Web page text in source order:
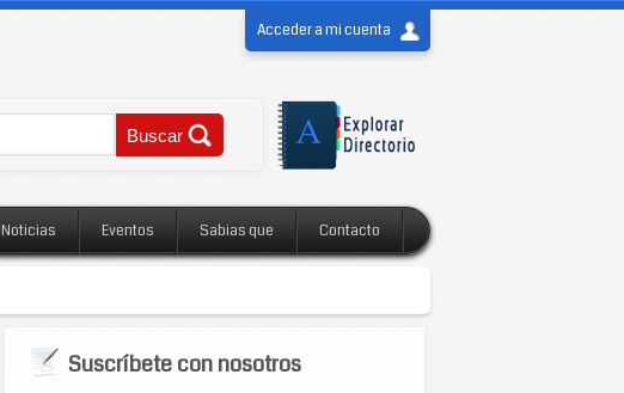
Acceder a mi cuenta
Noticias Eventos Sabias que Contacto
Suscríbete con nosotros